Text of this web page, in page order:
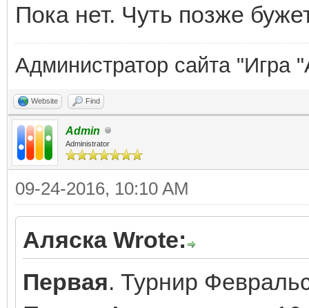
Пока нет. Чуть позже
Администратор сайта "Игра
Website Find
Admin
Administrator
09-24-2016, 10:10 AM
Аляска Wrote:
Первая. Турнир